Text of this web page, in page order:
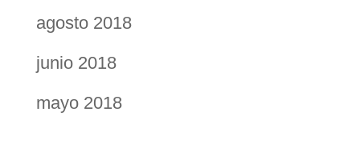
agosto 2018
junio 2018
mayo 2018